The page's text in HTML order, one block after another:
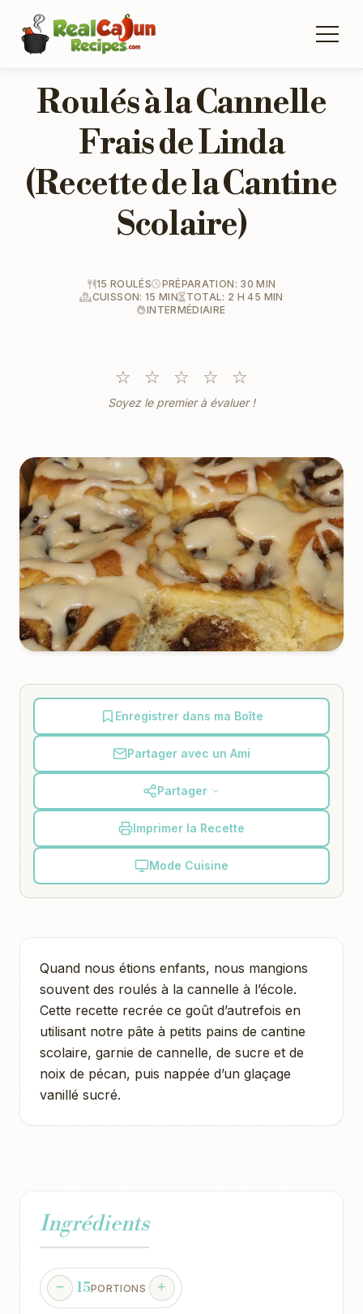
Roulés à la Cannelle
Frais de Linda
(Recette de la Cantine
Scolaire)
15 ROULÉS
PRÉPARATION: 30 MIN
CUISSON: 15 MIN
TOTAL: 2 H 45 MIN
INTERMÉDIAIRE
☆ ☆ ☆ ☆ ☆
Soyez le premier à évaluer !
Enregistrer dans ma Boîte
Partager avec un Ami
Partager
Imprimer la Recette
Mode Cuisine
Quand nous étions enfants, nous mangions
souvent des roulés à la cannelle à l’école.
Cette recette recrée ce goût d’autrefois en
utilisant notre pâte à petits pains de cantine
scolaire, garnie de cannelle, de sucre et de
noix de pécan, puis nappée d’un glaçage
vanillé sucré.
Ingrédients
15PORTIONS